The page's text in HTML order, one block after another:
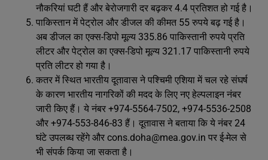
नौकरियां घटी हैं और बेरोजगारी दर बढ़कर 4.4 प्रतिशत हो गई है।
पाकिस्तान में पेट्रोल और डीजल की कीमत 55 रुपये बढ़ गई है।
अब डीजल का एक्स-डिपो मूल्य 335.86 पाकिस्तानी रुपये प्रति
लीटर और पेट्रोल का एक्स-डिपो मूल्य 321.17 पाकिस्तानी रुपये
प्रति लीटर हो गया है।
कतर में स्थित भारतीय दूतावास ने पश्चिमी एशिया में चल रहे संघर्ष
के कारण भारतीय नागरिकों की मदद के लिए नए हेल्पलाइन नंबर
जारी किए हैं। ये नंबर +974-5564-7502, +974-5536-2508
और +974-553-846-83 हैं। दूतावास ने बताया कि ये नंबर 24
घंटे उपलब्ध रहेंगे और cons.doha@mea.gov.in पर ई-मेल से
भी संपर्क किया जा सकता है।